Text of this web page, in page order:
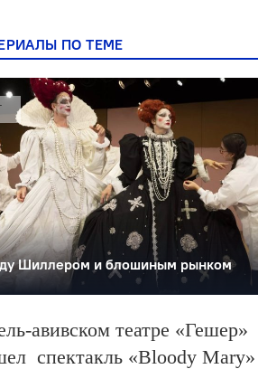
ПО ТЕМЕ
Шиллером и блошиным рынком
авивском театре «Гешер»
спектакль «Bloody Mary»